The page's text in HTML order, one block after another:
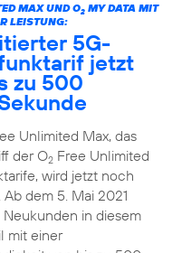
MAX UND O2MY DATA MIT
LEISTUNG:
5G-
jetzt
zu 500
Unlimited Max, das
der O2Free Unlimited
wird jetzt noch
dem 5. Mai 2021
Neukunden in diesem
mit einer